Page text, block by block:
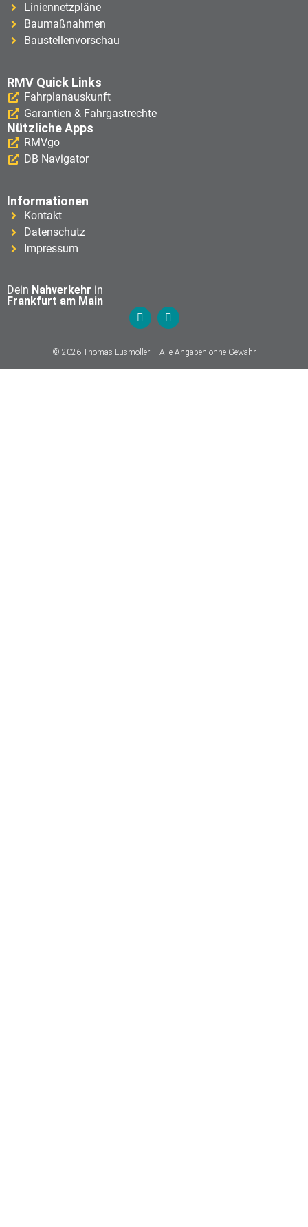
Liniennetzpläne
Baumaßnahmen
Baustellenvorschau
RMV Quick Links
Fahrplanauskunft
Garantien & Fahrgastrechte
Nützliche Apps
RMVgo
DB Navigator
Informationen
Kontakt
Datenschutz
Impressum
Dein Nahverkehr in
Frankfurt am Main
© 2026 Thomas Lusmöller – Alle Angaben ohne Gewähr